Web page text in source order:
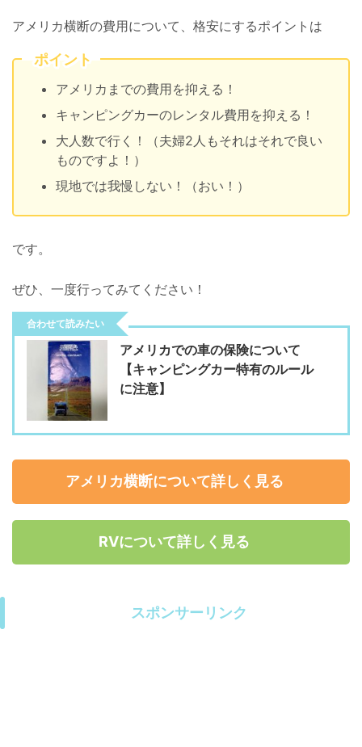
アメリカ横断の費用について、格安にするポイントは
ポイント
アメリカまでの費用を抑える！
キャンピングカーのレンタル費用を抑える！
大人数で行く！（夫婦2人もそれはそれで良い
ものですよ！）
現地では我慢しない！（おい！）
です。
ぜひ、一度行ってみてください！
合わせて読みたい
アメリカでの車の保険について
【キャンピングカー特有のルール
に注意】
アメリカ横断について詳しく見る
RVについて詳しく見る
スポンサーリンク